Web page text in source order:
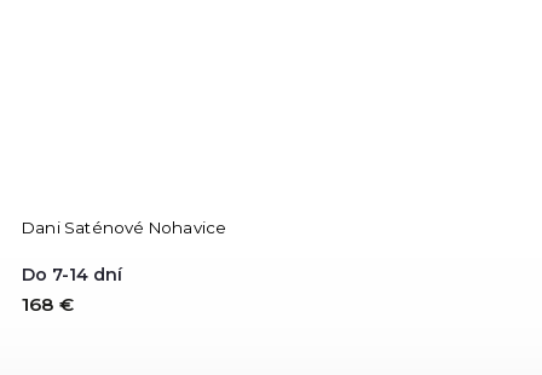
Dani Saténové Nohavice
Do 7-14 dní
168 €